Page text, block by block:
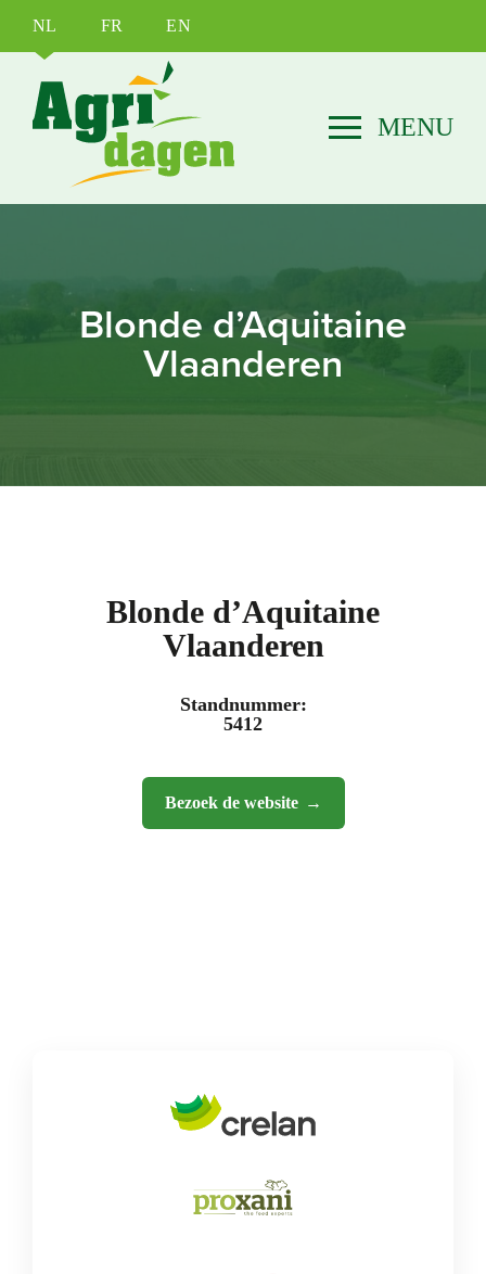
NL FR EN
Blonde d’Aquitaine
Vlaanderen
Blonde d’Aquitaine
Vlaanderen
Standnummer:
5412
Bezoek de website